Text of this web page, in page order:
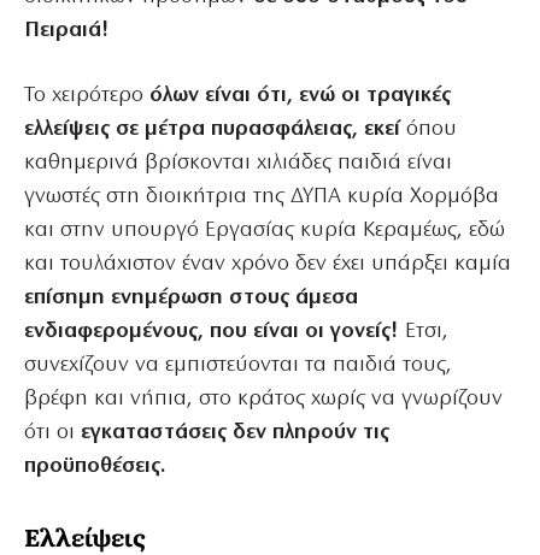
Πειραιά!
Το χειρότερο όλων είναι ότι, ενώ οι τραγικές
ελλείψεις σε μέτρα πυρασφάλειας, εκείόπου
καθημερινά βρίσκονται χιλιάδες παιδιά είναι
γνωστές στη διοικήτρια της ΔΥΠΑ κυρία Χορμόβα
και στην υπουργό Εργασίας κυρία Κεραμέως, εδώ
και τουλάχιστον έναν χρόνο δεν έχει υπάρξει καμία
επίσημη ενημέρωση στους άμεσα
ενδιαφερομένους, που είναι οι γονείς! Ετσι,
συνεχίζουν να εμπιστεύονται τα παιδιά τους,
βρέφη και νήπια, στο κράτος χωρίς να γνωρίζουν
ότι οι εγκαταστάσεις δεν πληρούν τις
προϋποθέσεις.
Ελλείψεις